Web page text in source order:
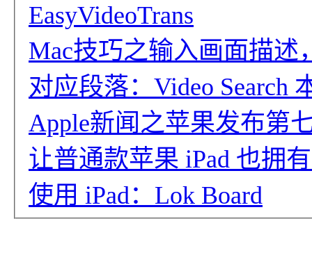
EasyVideoTrans
Mac技巧之输入画面描
对应段落：Video Search
Apple新闻之苹果发布第
让普通款苹果 iPad 也拥
使用 iPad：Lok Board